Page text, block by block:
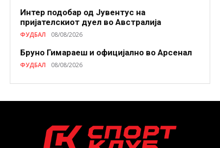
Интер подобар од Јувентус на
пријателскиот дуел во Австралија
ФУДБАЛ 08/08/2026
Бруно Гимараеш и официјално во Арсенал
ФУДБАЛ 08/08/2026